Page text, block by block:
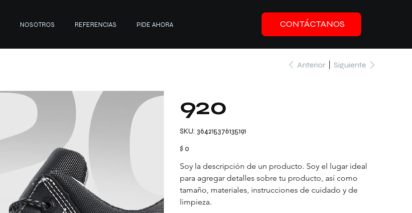
NOSOTROS REFERENCIAS PIDE AHORA CONTÁCTANOS
Anterior Siguiente
920
SKU: SKU
364215376135191
364215376135191
Precio
$ 0
Soy la descripción de un producto. Soy el lugar ideal
para agregar detalles sobre tu producto, así como
tamaño, materiales, instrucciones de cuidado y de
limpieza.